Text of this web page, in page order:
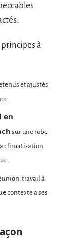
principes à
et ajustés
en
sur une robe
climatisation
travail à
contexte a ses